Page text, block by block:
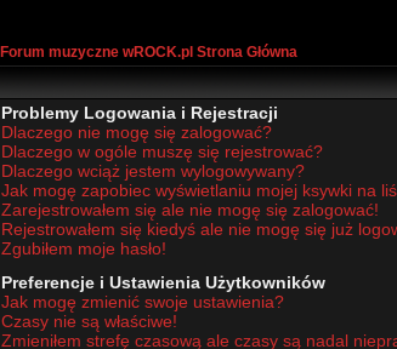
Forum muzyczne wROCK.pl Strona Główna
Problemy Logowania i Rejestracji
Dlaczego nie mogę się zalogować?
Dlaczego w ogóle muszę się rejestrować?
Dlaczego wciąż jestem wylogowywany?
Jak mogę zapobiec wyświetlaniu mojej ksywki na
Zarejestrowałem się ale nie mogę się zalogować!
Rejestrowałem się kiedyś ale nie mogę się już
Zgubiłem moje hasło!
Preferencje i Ustawienia Użytkowników
Jak mogę zmienić swoje ustawienia?
Czasy nie są właściwe!
Zmieniłem strefę czasową ale czasy są nadal